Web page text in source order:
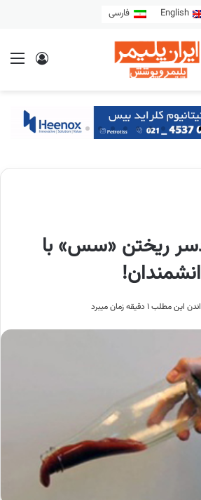
English فارسی
ريختن «سس» با
این مطلب 1 دقیقه زمان میبرد